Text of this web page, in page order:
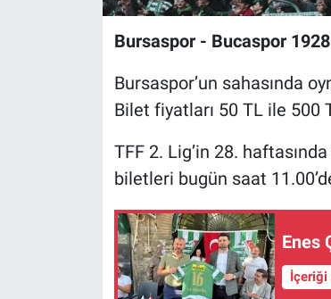
Bursaspor - Bucaspor 1928
Bursaspor’un sahasında
Bilet fiyatları 50 TL ile 500
TFF 2. Lig’in 28.
biletleri bugün saat
Enes
İçeriği
Magazin